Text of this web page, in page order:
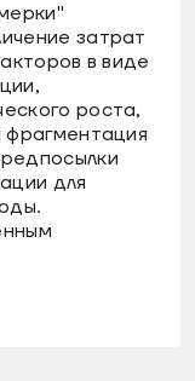
затрат
в виде
роста,
для